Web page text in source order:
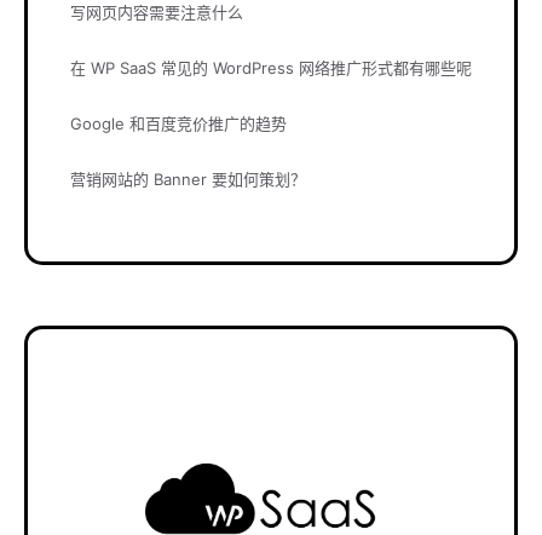
写网页内容需要注意什么
在 WP SaaS 常见的 WordPress 网络推广形式都有哪些呢
Google 和百度竞价推广的趋势
营销网站的 Banner 要如何策划？